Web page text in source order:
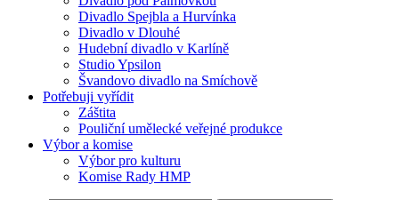
Divadlo Spejbla a Hurvínka
Divadlo v Dlouhé
Hudební divadlo v Karlíně
Studio Ypsilon
Švandovo divadlo na Smíchově
Potřebuji vyřídit
Záštita
Pouliční umělecké veřejné produkce
Výbor a komise
Výbor pro kulturu
Komise Rady HMP